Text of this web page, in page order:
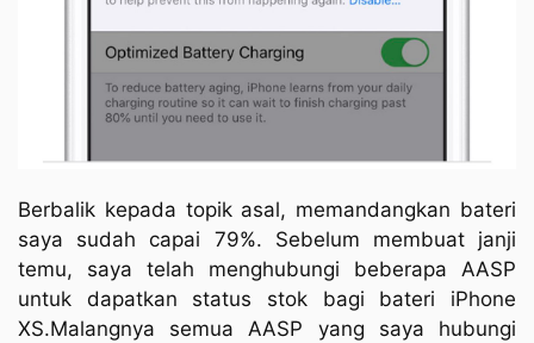
Berbalik kepada topik asal, memandangkan bateri
saya sudah capai 79%. Sebelum membuat janji
temu, saya telah menghubungi beberapa AASP
untuk dapatkan status stok bagi bateri iPhone
XS.Malangnya semua AASP yang saya hubungi